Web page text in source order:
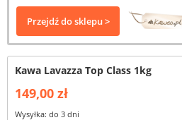
Przejdź do sklepu >
Kawa Lavazza Top Class 1kg
149,00 zł
Wysyłka: do 3 dni